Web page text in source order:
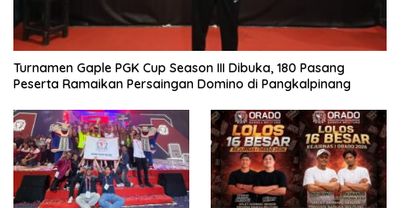
Turnamen Gaple PGK Cup Season III Dibuka, 180 Pasang
Peserta Ramaikan Persaingan Domino di Pangkalpinang